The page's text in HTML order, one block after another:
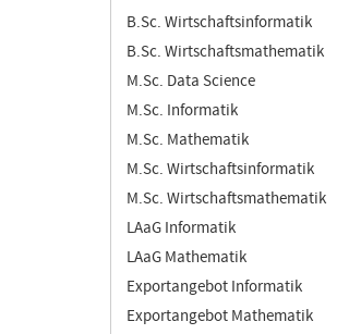
B.Sc. Wirtschaftsinformatik
B.Sc. Wirtschaftsmathematik
M.Sc. Data Science
M.Sc. Informatik
M.Sc. Mathematik
M.Sc. Wirtschaftsinformatik
M.Sc. Wirtschaftsmathematik
LAaG Informatik
LAaG Mathematik
Exportangebot Informatik
Exportangebot Mathematik